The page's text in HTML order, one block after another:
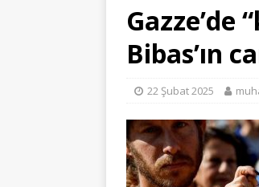
Gazze’de
Bibas’ın
22 Şubat 2025